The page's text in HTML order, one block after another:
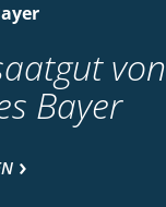
von
Bayer